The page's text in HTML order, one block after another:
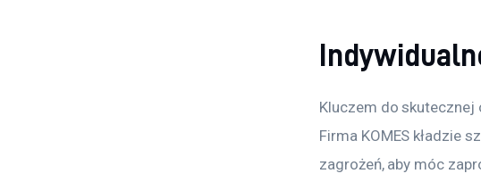
Kluczem do skutecznej
Firma KOMES kładzie
zagrożeń, aby móc